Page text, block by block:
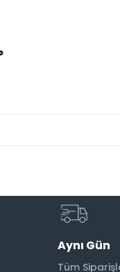
Aynı Gün
Tüm